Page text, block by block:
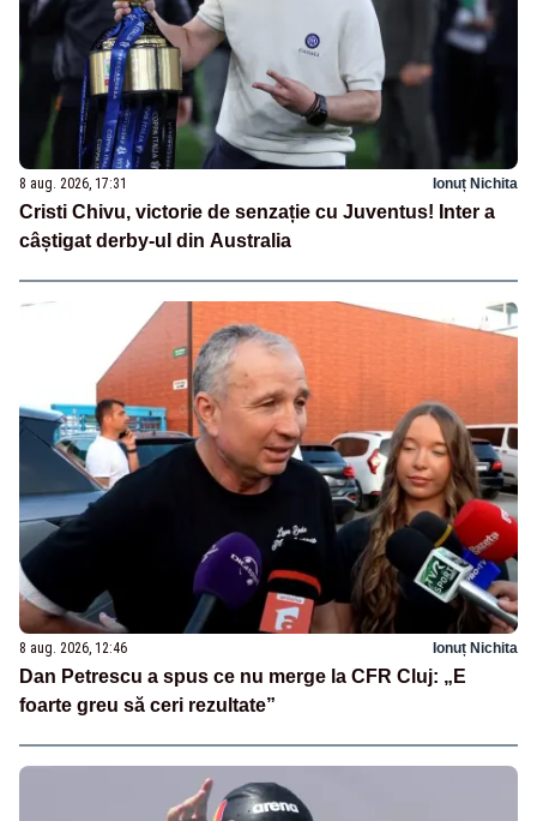
8 aug. 2026, 17:31 Ionuț Nichita
Cristi Chivu, victorie de senzație cu Juventus! Inter a
câștigat derby-ul din Australia
8 aug. 2026, 12:46 Ionuț Nichita
Dan Petrescu a spus ce nu merge la CFR Cluj: „E
foarte greu să ceri rezultate”